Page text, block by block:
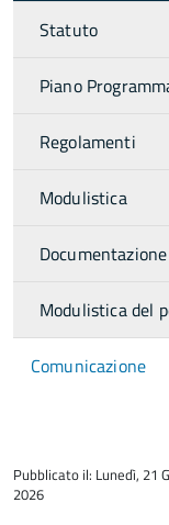
Statuto
Piano
Regolamenti
Modulistica
Documentazione
Modulistica del
Comunicazione
del
contenuto
Pubblicato il: Lunedì, 21
2026